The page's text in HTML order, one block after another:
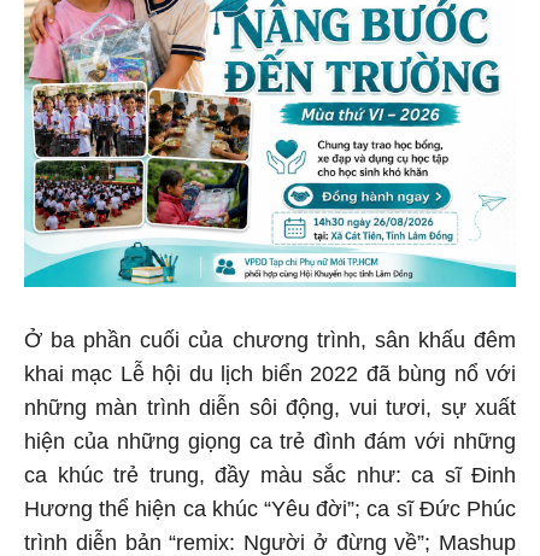
Ở ba phần cuối của chương trình, sân khấu đêm
khai mạc Lễ hội du lịch biển 2022 đã bùng nổ với
những màn trình diễn sôi động, vui tươi, sự xuất
hiện của những giọng ca trẻ đình đám với những
ca khúc trẻ trung, đầy màu sắc như: ca sĩ Đinh
Hương thể hiện ca khúc “Yêu đời”; ca sĩ Đức Phúc
trình diễn bản “remix: Người ở đừng về”; Mashup